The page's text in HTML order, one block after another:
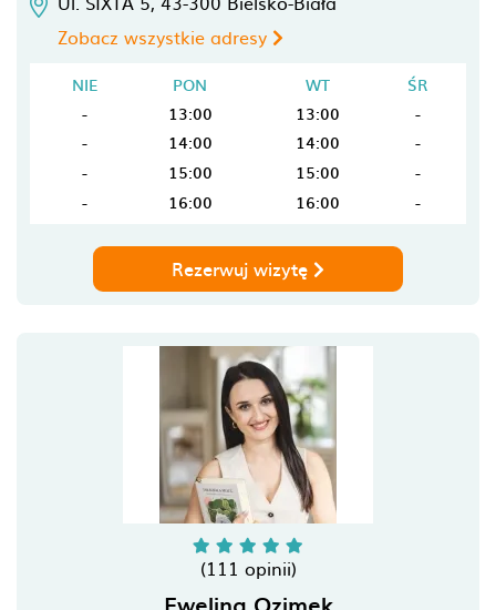
Zobacz wszystkie adresy
NIE PON WT
ŚR
-
13:00 13:00
-
-
14:00 14:00
-
-
15:00 15:00
-
-
16:00 16:00 -
Rezerwuj wizytę
(111 opinii)